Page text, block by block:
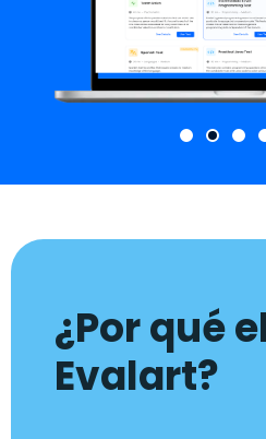
¿Por qué
Evalart?